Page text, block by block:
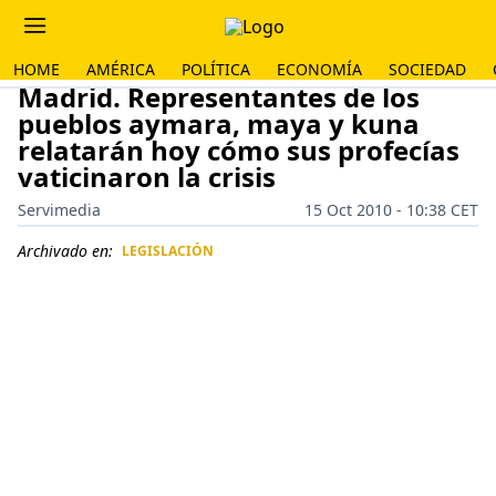
HOME AMÉRICA POLÍTICA ECONOMÍA SOCIEDAD
Madrid. Representantes de los
pueblos aymara, maya y kuna
relatarán hoy cómo sus profecías
vaticinaron la crisis
Servimedia
15 Oct 2010 - 10:38 CET
Archivado en: LEGISLACIÓN